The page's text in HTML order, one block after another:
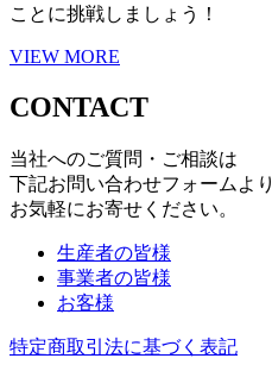
ことに挑戦しましょう！
VIEW MORE
CONTACT
当社へのご質問・ご相談は
下記お問い合わせフォームより
お気軽にお寄せください。
生産者の皆様
事業者の皆様
お客様
特定商取引法に基づく表記